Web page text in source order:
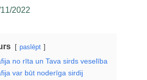
2022
paslēpt
no rīta un Tava sirds veselība
var būt noderīga sirdij